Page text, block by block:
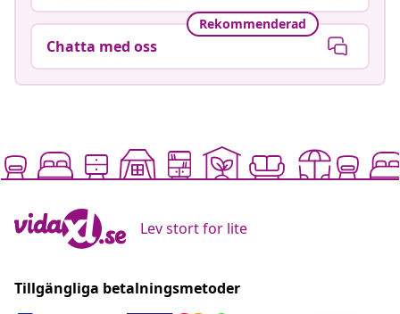
Rekommenderad
Chatta med oss
Lev stort for lite
Tillgängliga betalningsmetoder